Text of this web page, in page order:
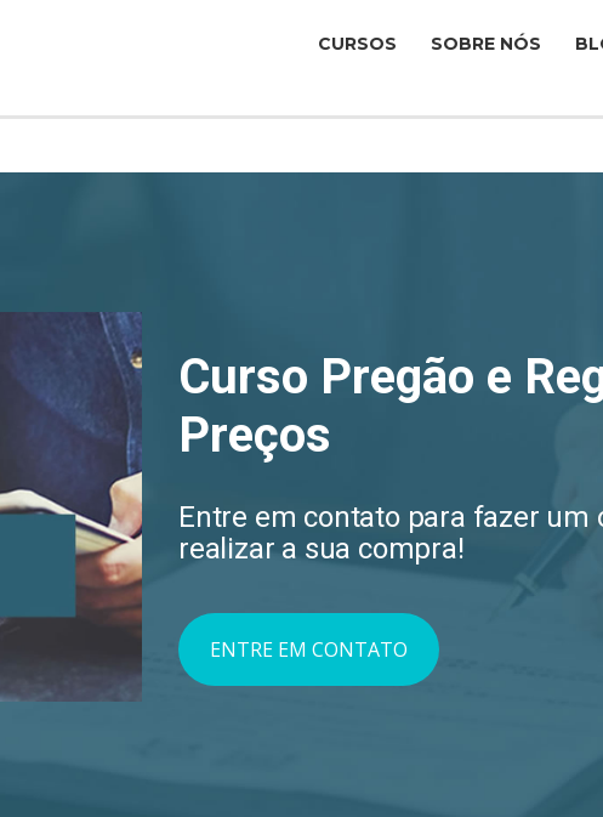
CURSOS SOBRE NÓS
Curso Pregão e
Preços
Entre em contato para fazer um
realizar a sua compra!
ENTRE EM CONTATO